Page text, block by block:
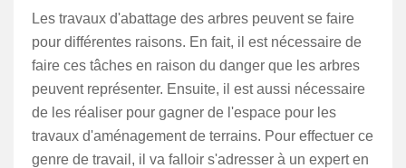
Les travaux d'abattage des arbres peuvent se faire
pour différentes raisons. En fait, il est nécessaire de
faire ces tâches en raison du danger que les arbres
peuvent représenter. Ensuite, il est aussi nécessaire
de les réaliser pour gagner de l'espace pour les
travaux d'aménagement de terrains. Pour effectuer ce
genre de travail, il va falloir s'adresser à un expert en